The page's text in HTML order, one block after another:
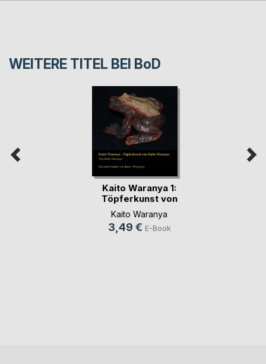
WEITERE TITEL BEI BoD
Kaito Waranya 1:
Töpferkunst von
K(...)
Kaito Waranya
3,49 € E-Book